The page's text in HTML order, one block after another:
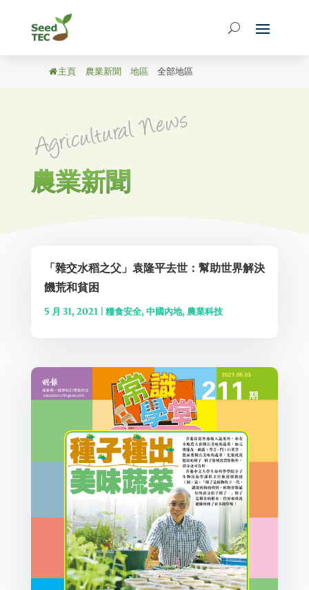
主頁 農業新聞 地區 全部地區
農業新聞
「雜交水稻之父」袁隆平去世：幫助世界解決
饑荒和貧困
5 月 31, 2021| 糧食安全, 中國內地, 農業科技